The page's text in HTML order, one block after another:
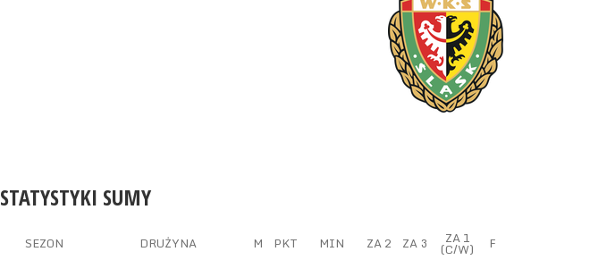
STATYSTYKI SUMY
SEZON DRUŻYNA M PKT MIN ZA 2 ZA 3 ZA 1
(C/W) F